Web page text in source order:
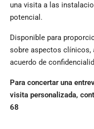
una visita a las
potencial.
Disponible para
sobre aspectos clínicos,
acuerdo de
Para concertar una
visita personalizada,
68